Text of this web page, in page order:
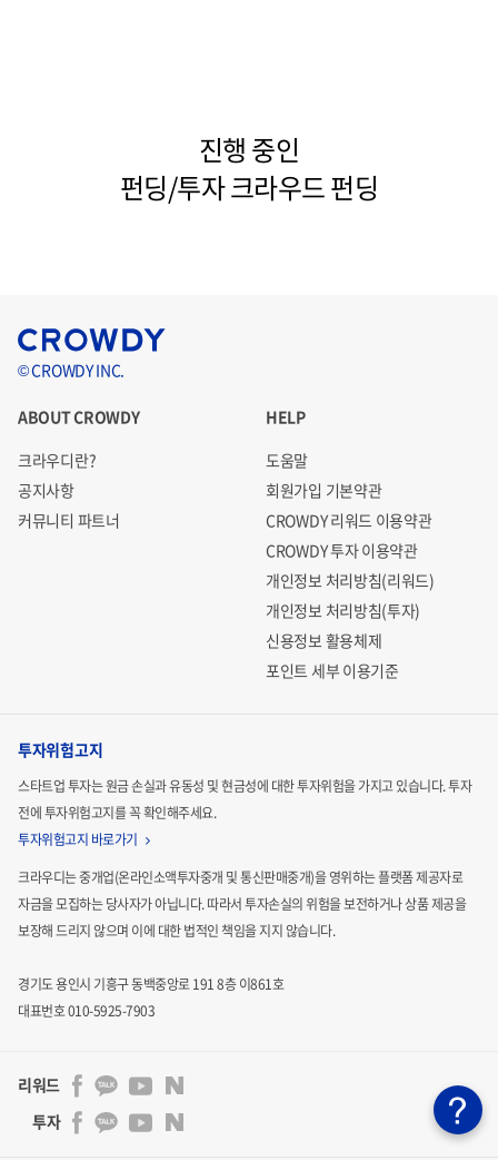
진행 중인
펀딩/투자 크라우드 펀딩
© CROWDY INC.
ABOUT CROWDY
크라우디란?
공지사항
커뮤니티 파트너
HELP
도움말
회원가입 기본약관
CROWDY 리워드 이용약관
CROWDY 투자 이용약관
개인정보 처리방침(리워드)
개인정보 처리방침(투자)
신용정보 활용체제
포인트 세부 이용기준
투자위험고지
스타트업 투자는 원금 손실과 유동성 및 현금성에 대한 투자위험을 가지고 있습니다.투자
전에 투자위험고지를 꼭 확인해주세요.
투자위험고지 바로가기
크라우디는 중개업(온라인소액투자중개 및 통신판매중개)을 영위하는 플랫폼 제공자로
자금을 모집하는당사자가 아닙니다. 따라서 투자손실의 위험을 보전하거나 상품 제공을
보장해 드리지 않으며 이에 대한 법적인 책임을 지지 않습니다.
경기도 용인시 기흥구 동백중앙로 191 8층 이861호
대표번호 010-5925-7903
리워드
투자